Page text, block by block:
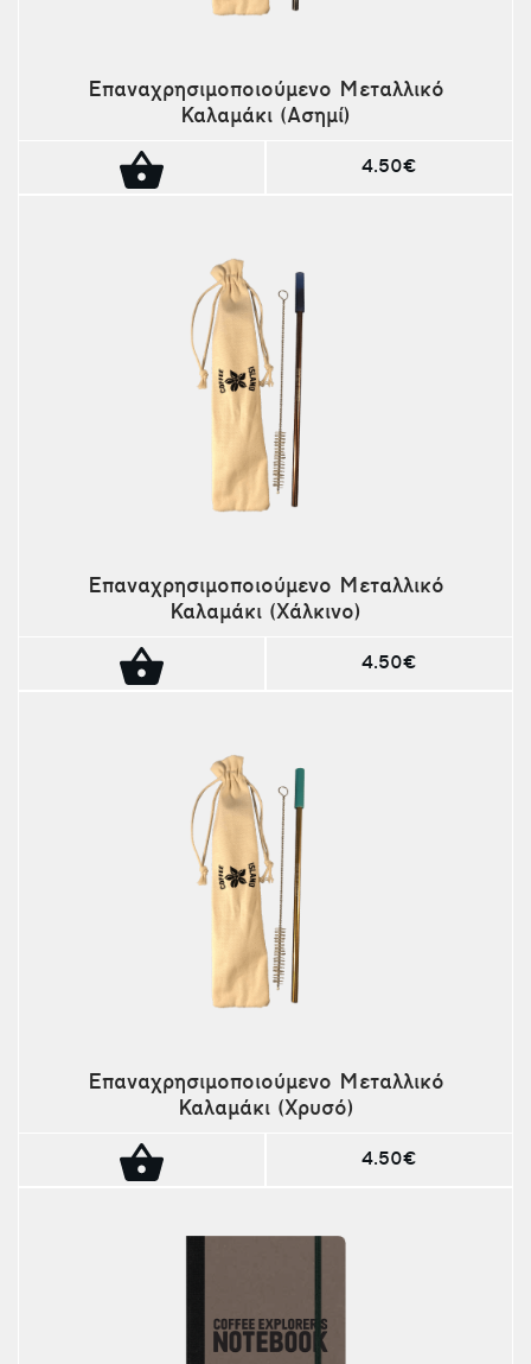
Επαναχρησιμοποιούμενο Μεταλλικό
Καλαμάκι (Ασημί)
4.50€
Επαναχρησιμοποιούμενο Μεταλλικό
Καλαμάκι (Χάλκινο)
4.50€
Επαναχρησιμοποιούμενο Μεταλλικό
Καλαμάκι (Χρυσό)
4.50€